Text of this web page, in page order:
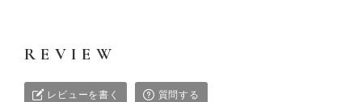
レビューを書く 質問する